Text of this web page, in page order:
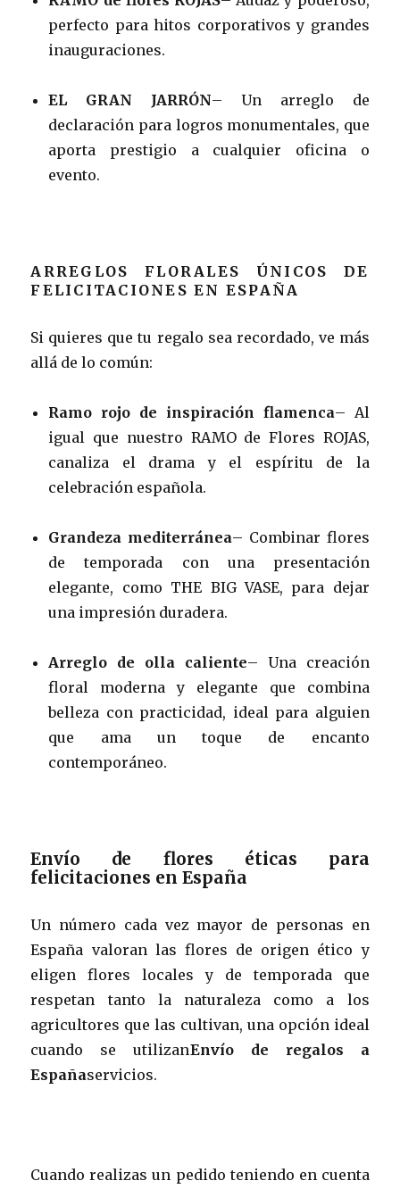
perfecto para hitos corporativos y grandes
inauguraciones.
EL GRAN JARRÓN– Un arreglo de
declaración para logros monumentales, que
aporta prestigio a cualquier oficina o
evento.
ARREGLOS FLORALES ÚNICOS DE
FELICITACIONES EN ESPAÑA
Si quieres que tu regalo sea recordado, ve más
allá de lo común:
Ramo rojo de inspiración flamenca– Al
igual que nuestro RAMO de Flores ROJAS,
canaliza el drama y el espíritu de la
celebración española.
Grandeza mediterránea– Combinar flores
de temporada con una presentación
elegante, como THE BIG VASE, para dejar
una impresión duradera.
Arreglo de olla caliente– Una creación
floral moderna y elegante que combina
belleza con practicidad, ideal para alguien
que ama un toque de encanto
contemporáneo.
Envío de flores éticas para
felicitaciones en España
Un número cada vez mayor de personas en
España valoran las flores de origen ético y
eligen flores locales y de temporada que
respetan tanto la naturaleza como a los
agricultores que las cultivan, una opción ideal
cuando se utilizanEnvío de regalos a
Españaservicios.
Cuando realizas un pedido teniendo en cuenta